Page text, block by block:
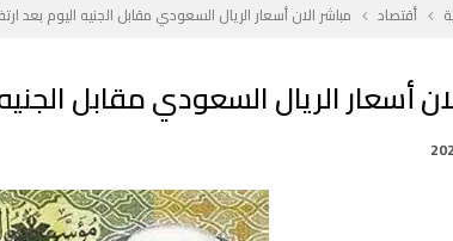
أقتصاد مباشر الان أسعار الريال السعودي مقابل الجنيه اليوم بعد
أسعار الريال السعودي مقابل